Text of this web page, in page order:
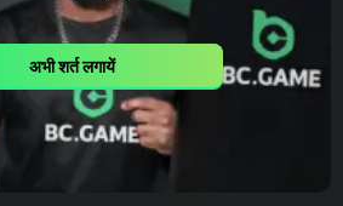
अभी शर्त लगायें